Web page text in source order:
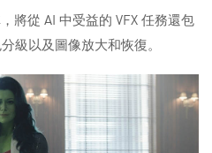
將從 AI 中受益的 VFX 任務還包
級以及圖像放大和恢復。